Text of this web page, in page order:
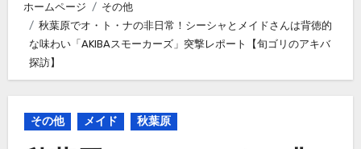
ホームページ
その他
秋葉原でオ・ト・ナの非日常！シーシャとメイドさんは背徳的
な味わい「AKIBAスモーカーズ」突撃レポート【旬ゴリのアキバ
探訪】
その他 メイド 秋葉原